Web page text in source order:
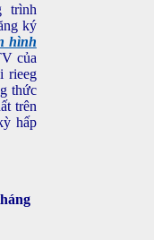
trình
ký
hình
của
rieeg
thức
trên
hấp